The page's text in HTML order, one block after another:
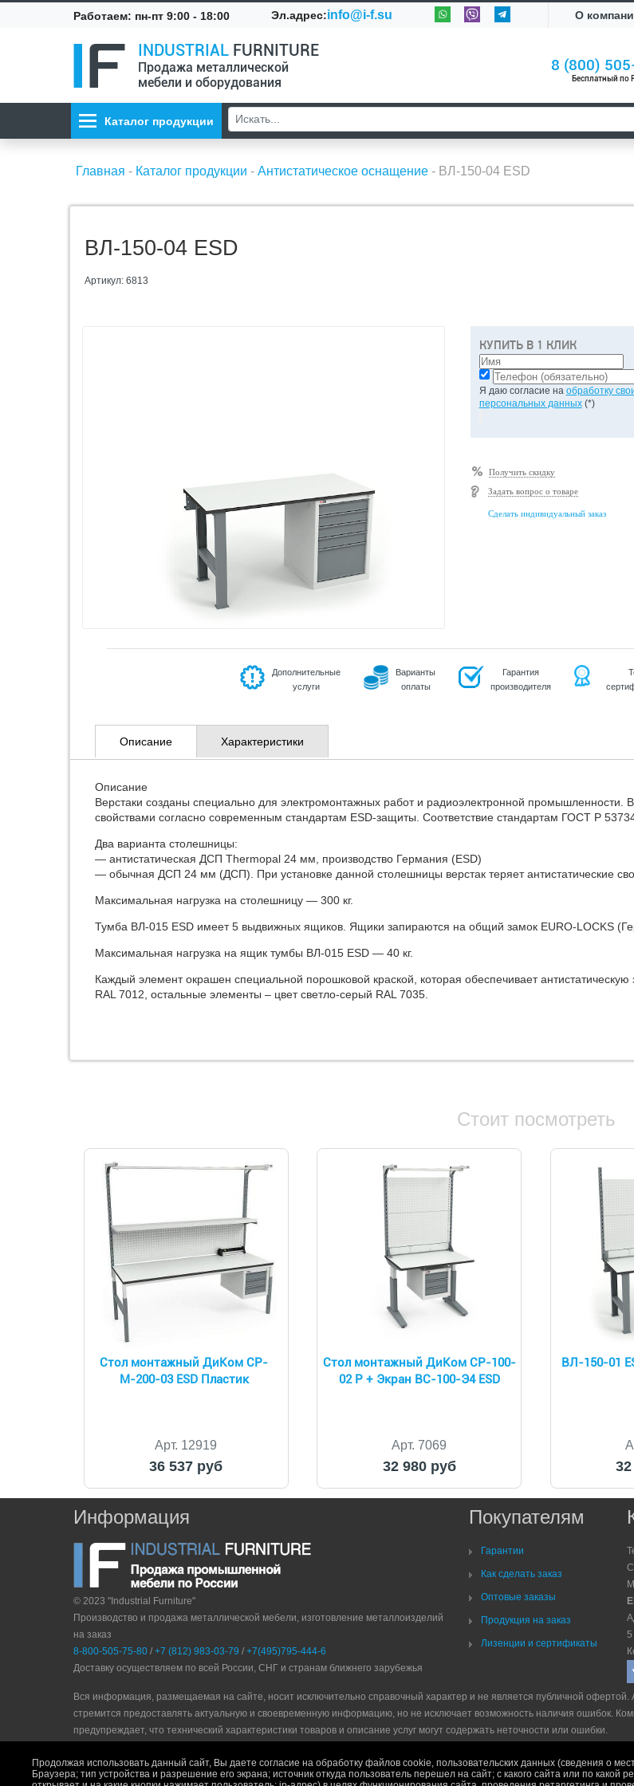
Работаем: пн-пт 9:00 - 18:00 Эл.адрес:info@i-f.su О
INDUSTRIAL FURNITURE
Продажа металлической
мебели и оборудования
8 (800)
Бесплатный по
Каталог продукции
Главная - Каталог продукции - Антистатическое оснащение - ВЛ-150-04 ESD
ВЛ-150-04 ESD
Артикул: 6813
КУПИТЬ В 1 КЛИК
Я даю согласие на обработку
персональных данных(*)
Получить скидку
Задать вопрос о товаре
Сделать индивидуальный заказ
Дополнительные
услуги
Варианты
оплаты
Гарантия
производителя
Описание Характеристики
Описание
Верстаки созданы специально для электромонтажных работ и радиоэлектронной промышленности.
свойствами согласно современным стандартам ESD-защиты. Соответствие стандартам ГОСТ Р
Два варианта столешницы:
— антиcтатическая ДСП Thermopal 24 мм, производство Германия (ESD)
— обычная ДСП 24 мм (ДСП). При установке данной столешницы верстак теряет антистатические
Максимальная нагрузка на столешницу — 300 кг.
Тумба ВЛ-015 ESD имеет 5 выдвижных ящиков. Ящики запираются на общий замок EURO-LOCKS
Максимальная нагрузка на ящик тумбы ВЛ-015 ESD — 40 кг.
Каждый элемент окрашен специальной порошковой краской, которая обеспечивает
RAL 7012, остальные элементы – цвет светло-серый RAL 7035.
Стоит посмотреть
Стол монтажный ДиКом СР-
М-200-03 ESD Пластик
Арт. 12919
36 537 руб
Стол монтажный ДиКом СР-100-
02 Р + Экран ВС-100-Э4 ESD
Арт. 7069
32 980 руб
ВЛ-150-01
Информация
© 2023 "Industrial Furniture"
Производство и продажа металлической мебели, изготовление металлоизделий
на заказ
8-800-505-75-80 / +7 (812) 983-03-79 / +7(495)795-444-6
Доставку осуществляем по всей России, СНГ и странам ближнего зарубежья
Покупателям
Гарантии
Как сделать заказ
Оптовые заказы
Продукция на заказ
Лизенции и сертификаты
5
Вся информация, размещаемая на сайте, носит исключительно справочный характер и не является публичной офертой.
стремится предоставлять актуальную и своевременную информацию, но не исключает возможность наличия ошибок.
прeдупрeждaeт, что технический характеристики товаров и описание услуг могут содержать неточности или ошибки.
Продолжая использовать данный сайт, Вы даете согласие на обработку файлов cookie, пользовательских данных (сведения о
Браузера; тип устройства и разрешение его экрана; источник откуда пользователь перешел на сайт; с какого сайта или по какой